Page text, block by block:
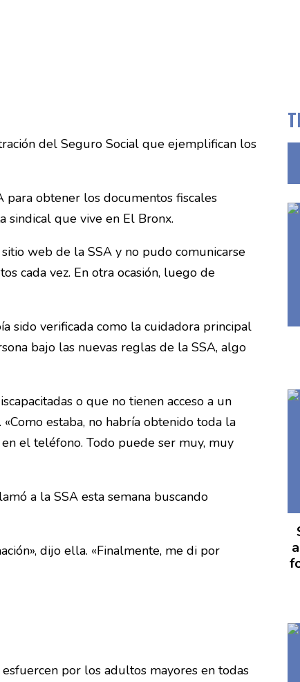
del Seguro Social que ejemplifican los
para obtener los documentos fiscales
sindical que vive en El Bronx.
web de la SSA y no pudo comunicarse
cada vez. En otra ocasión, luego de
sido verificada como la cuidadora principal
bajo las nuevas reglas de la SSA, algo
o que no tienen acceso a un
estaba, no habría obtenido toda la
el teléfono. Todo puede ser muy, muy
a la SSA esta semana buscando
dijo ella. «Finalmente, me di por
por los adultos mayores en todas